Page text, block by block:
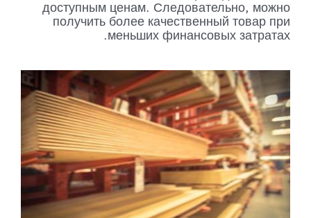
доступным ценам. Следовательно, можно
получить более качественный товар при
меньших финансовых затратах.